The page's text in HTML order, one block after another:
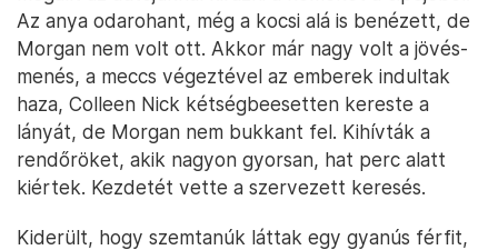
Az anya odarohant, még a kocsi alá is benézett, de
Morgan nem volt ott. Akkor már nagy volt a jövés-
menés, a meccs végeztével az emberek indultak
haza, Colleen Nick kétségbeesetten kereste a
lányát, de Morgan nem bukkant fel. Kihívták a
rendőröket, akik nagyon gyorsan, hat perc alatt
kiértek. Kezdetét vette a szervezett keresés.
Kiderült, hogy szemtanúk láttak egy gyanús férfit,